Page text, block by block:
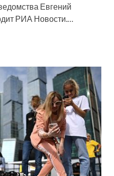
Евгений
РИА Новости.…